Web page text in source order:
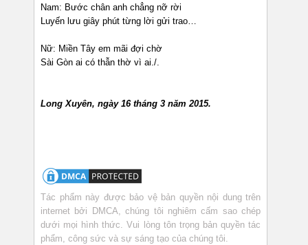
Nam: Bước chân anh chẳng nỡ rời
Luyến lưu giây phút từng lời gửi trao…
Nữ: Miền Tây em mãi đợi chờ
Sài Gòn ai có thẫn thờ vì ai./.
Long Xuyên, ngày 16 tháng 3 năm 2015.
Tác phẩm này được bảo vệ bản quyền nội dung trên
internet bởi DMCA, chúng tôi nghiêm cấm sao chép
dưới mọi hình thức. Vui lòng tôn trọng bản quyền tác
phẩm, công sức và sự sáng tạo của chúng tôi.